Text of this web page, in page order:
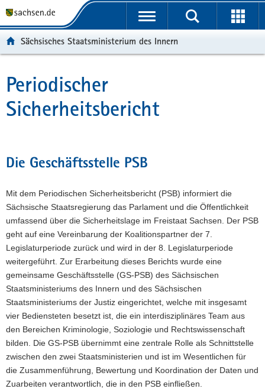
t
ü
b
e
r
e
f
e
n
d
e
N
a
v
i
g
a
t
i
o
n
t
n
a
v
a
t
o
n
p
n
h
a
t
-
B
e
i
c
Sächsisches Staatsministerium des Innern
Hauptinhalt
Periodischer
Sicherheitsbericht
Die Geschäftsstelle PSB
Mit dem Periodischen Sicherheitsbericht (PSB) informiert die
Sächsische Staatsregierung das Parlament und die Öffentlichkeit
umfassend über die Sicherheitslage im Freistaat Sachsen. Der PSB
geht auf eine Vereinbarung der Koalitionspartner der 7.
Legislaturperiode zurück und wird in der 8. Legislaturperiode
weitergeführt. Zur Erarbeitung dieses Berichts wurde eine
gemeinsame Geschäftsstelle (GS-PSB) des Sächsischen
Staatsministeriums des Innern und des Sächsischen
Staatsministeriums der Justiz eingerichtet, welche mit insgesamt
vier Bediensteten besetzt ist, die ein interdisziplinäres Team aus
den Bereichen Kriminologie, Soziologie und Rechtswissenschaft
bilden. Die GS-PSB übernimmt eine zentrale Rolle als Schnittstelle
zwischen den zwei Staatsministerien und ist im Wesentlichen für
die Zusammenführung, Bewertung und Koordination der Daten und
Zuarbeiten verantwortlich, die in den PSB einfließen.